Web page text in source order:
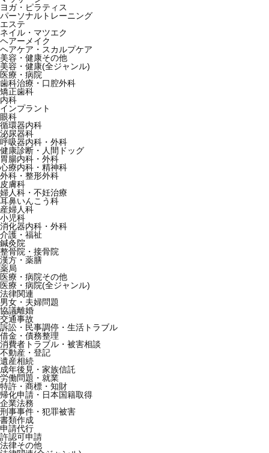
ヨガ・ピラティス
パーソナルトレーニング
エステ
ネイル・マツエク
ヘアーメイク
ヘアケア・スカルプケア
美容・健康その他
美容・健康(全ジャンル)
医療・病院
歯科治療・口腔外科
矯正歯科
内科
インプラント
眼科
循環器内科
泌尿器科
呼吸器内科・外科
健康診断・人間ドッグ
胃腸内科・外科
心療内科・精神科
外科・整形外科
皮膚科
婦人科・不妊治療
耳鼻いんこう科
産婦人科
小児科
消化器内科・外科
介護・福祉
鍼灸院
整骨院・接骨院
漢方・薬膳
薬局
医療・病院その他
医療・病院(全ジャンル)
法律関連
男女・夫婦問題
協議離婚
交通事故
訴訟・民事調停・生活トラブル
借金・債務整理
消費者トラブル・被害相談
不動産・登記
遺産相続
成年後見・家族信託
労働問題・就業
特許・商標・知財
帰化申請・日本国籍取得
企業法務
刑事事件・犯罪被害
書類作成
申請代行
許認可申請
法律その他